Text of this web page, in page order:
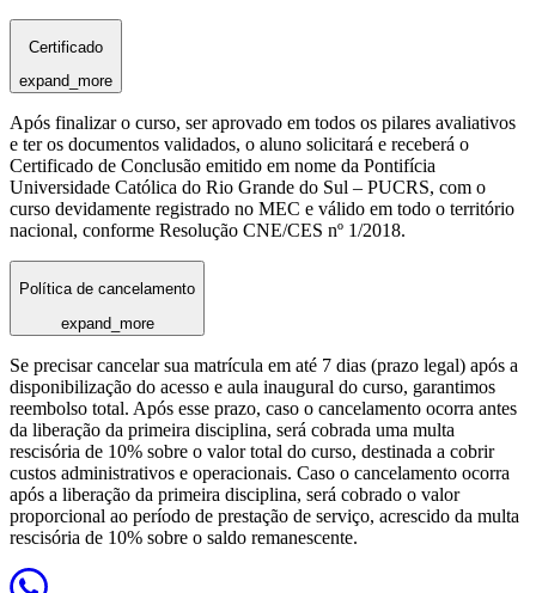
Certificado
expand_more
Após finalizar o curso, ser aprovado em todos os pilares avaliativos
e ter os documentos validados, o aluno solicitará e receberá o
Certificado de Conclusão emitido em nome da Pontifícia
Universidade Católica do Rio Grande do Sul – PUCRS, com o
curso devidamente registrado no MEC e válido em todo o território
nacional, conforme Resolução CNE/CES nº 1/2018.
Política de cancelamento
expand_more
Se precisar cancelar sua matrícula em até 7 dias (prazo legal) após a
disponibilização do acesso e aula inaugural do curso, garantimos
reembolso total. Após esse prazo, caso o cancelamento ocorra antes
da liberação da primeira disciplina, será cobrada uma multa
rescisória de 10% sobre o valor total do curso, destinada a cobrir
custos administrativos e operacionais. Caso o cancelamento ocorra
após a liberação da primeira disciplina, será cobrado o valor
proporcional ao período de prestação de serviço, acrescido da multa
rescisória de 10% sobre o saldo remanescente.